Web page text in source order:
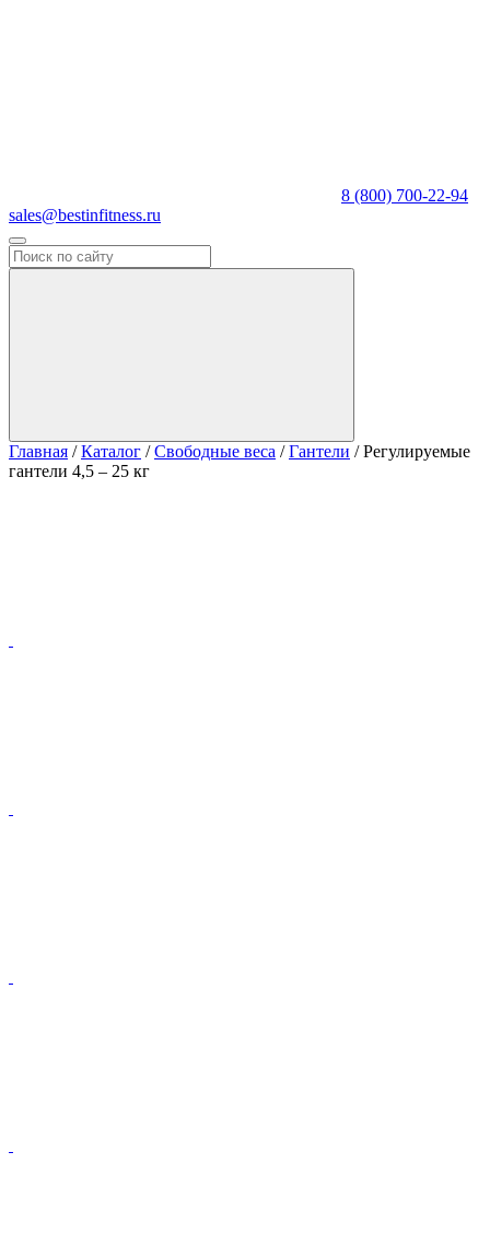
8 (800) 700-22-94
sales@bestinfitness.ru
Главная / Каталог / Свободные веса / Гантели / Регулируемые
гантели 4,5 – 25 кг